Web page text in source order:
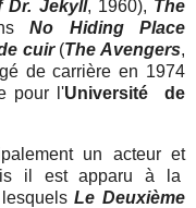
Dr. Jekyll, 1960), The
No Hiding Place
cuir (The Avengers,
de carrière en 1974
pour l'Université de
un acteur et
il est apparu à la
lesquelsLe Deuxième